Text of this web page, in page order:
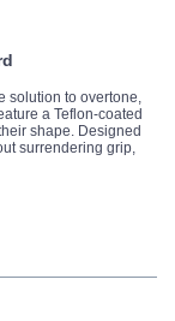
solution to overtone,
a Teflon-coated
shape. Designed
surrendering grip,